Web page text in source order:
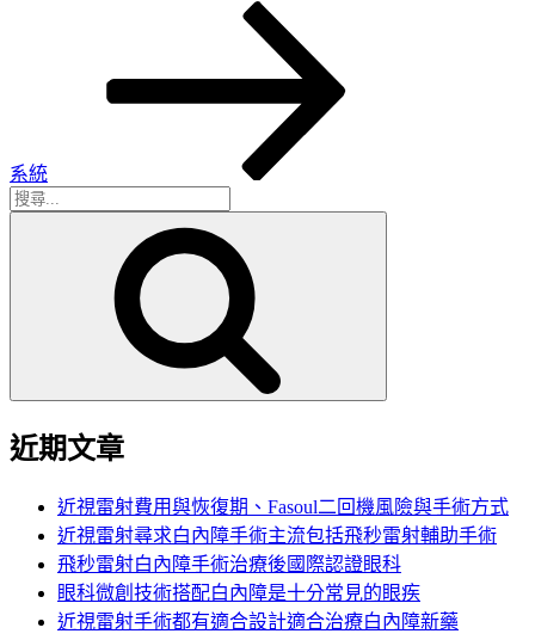
系統
搜
近期文章
近視雷射費用與恢復期、Fasoul二回機風險與手術方式
近視雷射尋求白內障手術主流包括飛秒雷射輔助手術
飛秒雷射白內障手術治療後國際認證眼科
眼科微創技術搭配白內障是十分常見的眼疾
近視雷射手術都有適合設計適合治療白內障新藥